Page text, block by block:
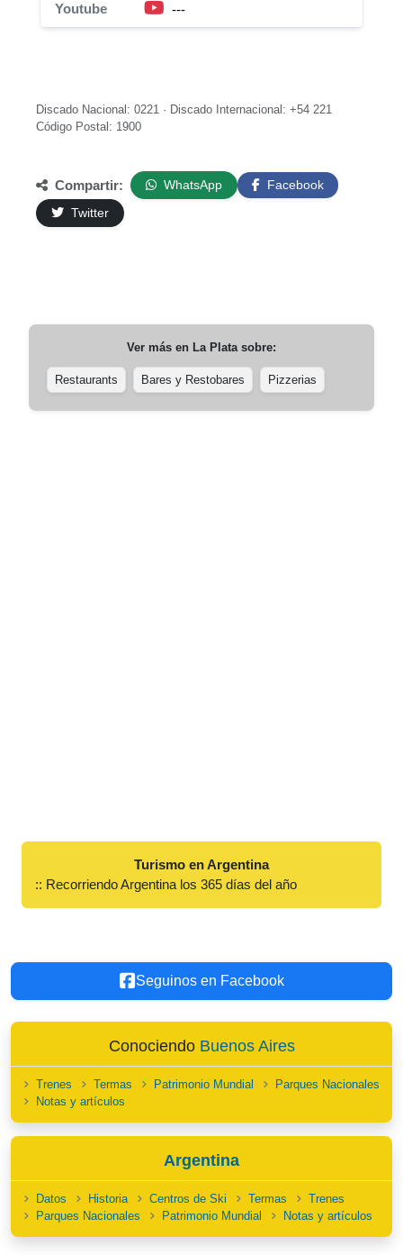
Youtube ---
Discado Nacional: 0221 · Discado Internacional: +54 221
Código Postal: 1900
Compartir: WhatsApp
Facebook
Twitter
Ver más en La Platasobre:
Restaurants Bares y Restobares Pizzerias
Turismo en Argentina
:: Recorriendo Argentina los 365 días del año
Seguinos en Facebook
Conociendo Buenos Aires
Trenes Termas Patrimonio Mundial
Parques Nacionales
Notas y artículos
Argentina
Datos Historia Centros de Ski Termas
Trenes
Parques Nacionales
Patrimonio Mundial Notas y artículos